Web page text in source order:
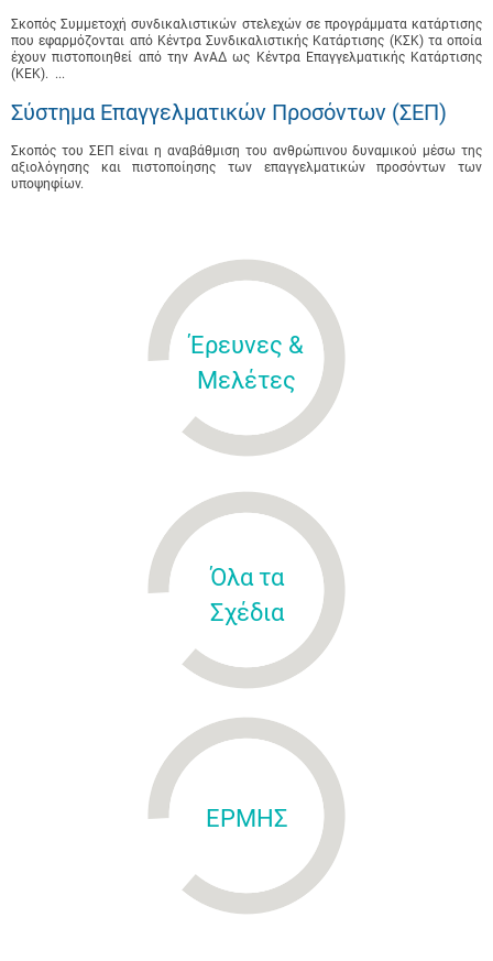
Σκοπός Συμμετοχή συνδικαλιστικών στελεχών σε προγράμματα κατάρτισης
που εφαρμόζονται από Κέντρα Συνδικαλιστικής Κατάρτισης (ΚΣΚ) τα οποία
έχουν πιστοποιηθεί από την ΑνΑΔ ως Κέντρα Επαγγελματικής Κατάρτισης
(ΚΕΚ). ...
Σύστημα Επαγγελματικών Προσόντων (ΣΕΠ)
Σκοπός του ΣΕΠ είναι η αναβάθμιση του ανθρώπινου δυναμικού μέσω της
αξιολόγησης και πιστοποίησης των επαγγελματικών προσόντων των
υποψηφίων.
Έρευνες &
Μελέτες
Όλα τα
Σχέδια
ΕΡΜΗΣ